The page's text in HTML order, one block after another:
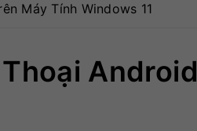
Máy Tính Windows 11
Android